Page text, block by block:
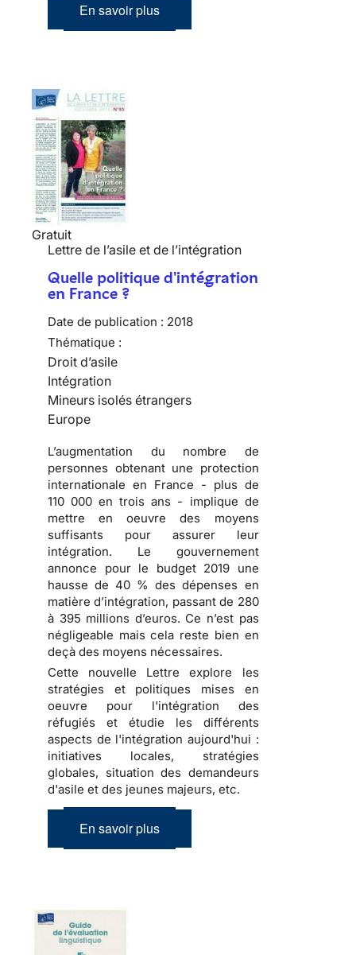
En savoir plus
Gratuit
Lettre de l’asile et de l’intégration
Quelle politique d'intégration
en France ?
Date de publication : 2018
Thématique :
Droit d’asile
Intégration
Mineurs isolés étrangers
Europe
L’augmentation du nombre de
personnes obtenant une protection
internationale en France - plus de
110 000 en trois ans - implique de
mettre en oeuvre des moyens
suffisants pour assurer leur
intégration. Le gouvernement
annonce pour le budget 2019 une
hausse de 40 % des dépenses en
matière d’intégration, passant de 280
à 395 millions d’euros. Ce n’est pas
négligeable mais cela reste bien en
deçà des moyens nécessaires.
Cette nouvelle Lettre explore les
stratégies et politiques mises en
oeuvre pour l'intégration des
réfugiés et étudie les différents
aspects de l'intégration aujourd'hui :
initiatives locales, stratégies
globales, situation des demandeurs
d'asile et des jeunes majeurs, etc.
En savoir plus